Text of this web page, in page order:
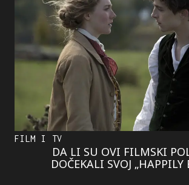
FILM I TV
DA LI SU OVI FILMSKI
DOČEKALI SVOJ „HAPPILY